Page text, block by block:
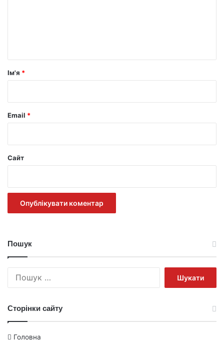
рІм'я *
Email *
Сайт
Пошук
Сторінки сайту
Головна